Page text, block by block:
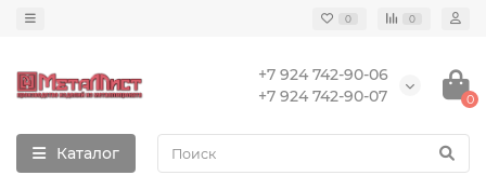
0 0
+7 924 742-90-06
+7 924 742-90-07
0
Каталог